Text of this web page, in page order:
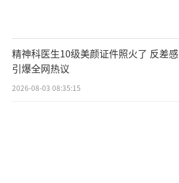
精神科医生10级美颜证件照火了 反差感
引爆全网热议
2026-08-03 08:35:15